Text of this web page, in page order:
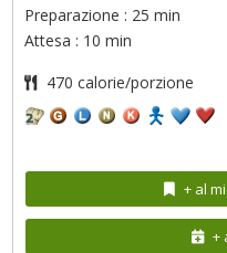
Preparazione : 25 min
Attesa : 10 min
470 calorie/porzione
+ al
+